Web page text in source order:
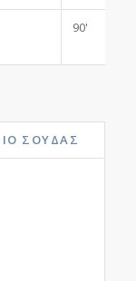
90'
ΣΟΎΔΑΣ